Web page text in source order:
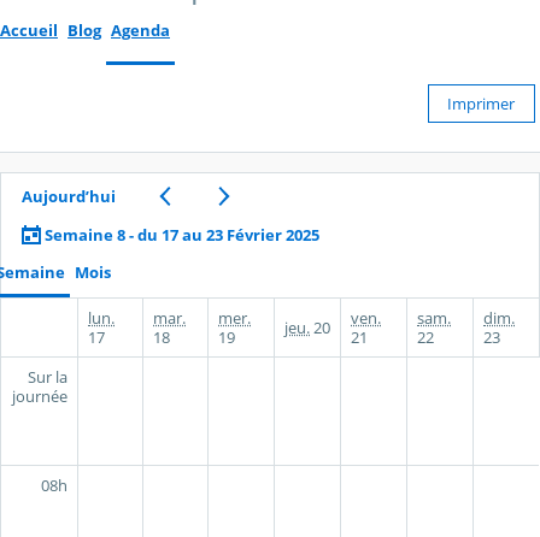
Accueil Blog Agenda
Imprimer
Aujourd’hui
Semaine 8 - du 17 au 23 Février 2025
Mois
lun.
17
mar.
18
mer.
19
jeu. 20
ven.
21
sam.
22
dim.
23
Sur la
journée
08h